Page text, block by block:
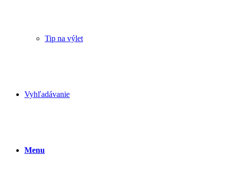
Tip na výlet
Vyhľadávanie
Menu